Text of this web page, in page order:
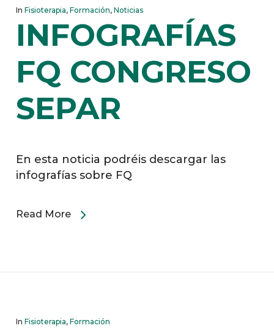
In Fisioterapia, Formación, Noticias
INFOGRAFÍAS
FQ CONGRESO
SEPAR
En esta noticia podréis descargar las
infografías sobre FQ
Read More
In Fisioterapia, Formación